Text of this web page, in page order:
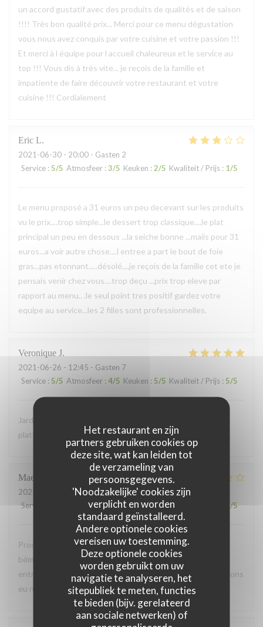
Het restaurant en zijn
partners gebruiken cookies op
deze site, wat kan leiden tot
de verzameling van
persoonsgegevens.
'Noodzakelijke' cookies zijn
verplicht en worden
standaard geïnstalleerd.
Andere optionele cookies
vereisen uw toestemming.
Deze optionele cookies
worden gebruikt om uw
navigatie te analyseren, het
sitepubliek te meten, functies
te bieden (bijv. gerelateerd
aan sociale netwerken) of
un accord gustatif avec des produits de qualités et de saison
!!!! Très bon qualité prix... Merci pour ce menu dégustation
vous nous avez conquis par votre cuisine et votre passion !!!
Et merci à l équipe pour l accueil chaleureux et le service au
top !!! Vous dis à très vite... je reçois de la famille et
impatiente de faire découvrir votre restaurant et votre
cuisine !!! Cordialement
Eric L
2021-06-30 - 20:00 - Gasten 2
Service : 5/5 Atmosfeer : 3/5 Keuken : 2/5 Kwaliteit / Prijs : 1/5
Le menu proposé a 31 euros un peu decevant sur les produits
vu le prix....trop simple...le dessert trop classique....le plat
principal un peu en dessous ...la seiche bonne ...maiis pour 31
euros...a voir autre chose....l entree a part le bout de foie
gras...pas etonnant.....désolé....je reçois de la famille cet ete je
pensais venir chez vous....trop deçu ...prix trop eleve par
rapport au menu.. .le seul point tres positif gardez votre
equipe au service...les 2 filles sont professionnelles.
Veronique J
2021-06-26 - 12:45 - Gasten 7
Service : 5/5 Atmosfeer : 4/5 Keuken : 5/5 Kwaliteit / Prijs : 5/5
Jardin terrasse très agréable et équipe sympathique! Les
plats sont beaux et bons. Cuisine raffinée et recherchée
Maeva
2021-06-29
- 19:45 - Gasten 2
Service
Atmosfeer: 5/5 Keuken: 5/5 Kwaliteit / Prijs /5
Produits frais et de bonne qualités, repas très bon. Gros
bémol sur le temps d'attente. Attendu 45 min pour une
entrée, au bout d'une heure et demi en tout enfin nous avons
eu notre plat, bien dommage